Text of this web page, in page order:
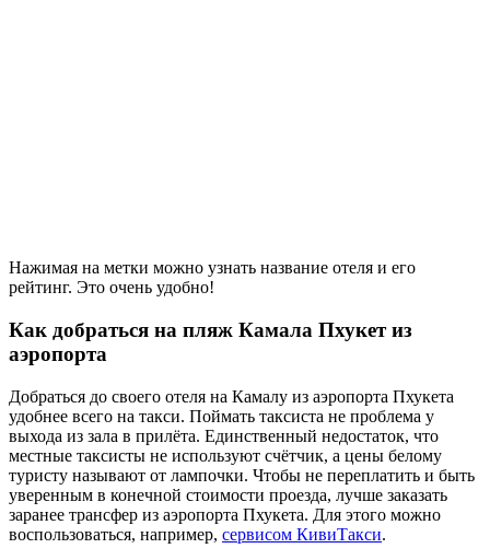
Нажимая на метки можно узнать название отеля и его
рейтинг. Это очень удобно!
Как добраться на пляж Камала Пхукет из
аэропорта
Добраться до своего отеля на Камалу из аэропорта Пхукета
удобнее всего на такси. Поймать таксиста не проблема у
выхода из зала в прилёта. Единственный недостаток, что
местные таксисты не используют счётчик, а цены белому
туристу называют от лампочки. Чтобы не переплатить и быть
уверенным в конечной стоимости проезда, лучше заказать
заранее трансфер из аэропорта Пхукета. Для этого можно
воспользоваться, например, сервисом КивиТакси.